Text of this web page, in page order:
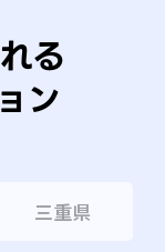
る
ン
三重県